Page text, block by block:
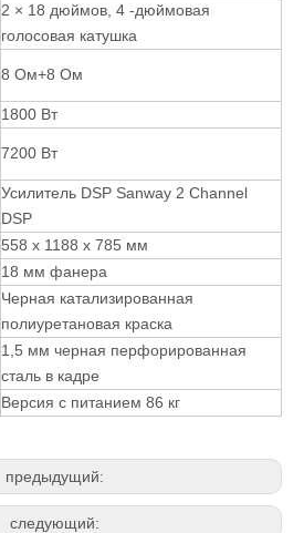
2 × 18 дюймов, 4 -дюймовая
голосовая катушка
8 Ом+8 Ом
1800 Вт
7200 Вт
Усилитель DSP Sanway 2 Channel
DSP
558 x 1188 x 785 мм
18 мм фанера
Черная катализированная
полиуретановая краска
1,5 мм черная перфорированная
сталь в кадре
Версия с питанием 86 кг
предыдущий:
следующий: